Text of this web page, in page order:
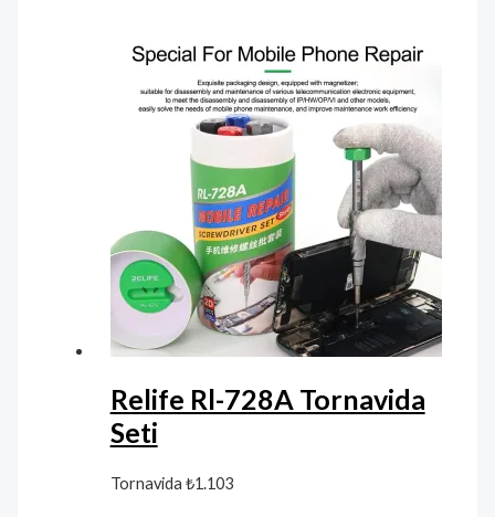
Relife Rl-728A Tornavida
Seti
Tornavida ₺1.103